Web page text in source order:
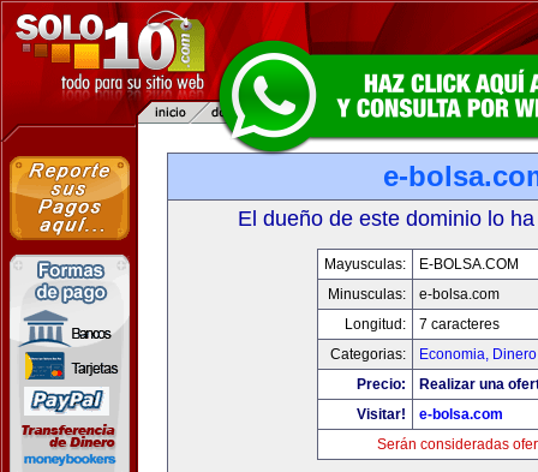
e-
El dueño de este dominio lo
Mayusculas:
E-BOLSA.COM
Minusculas:
e-bolsa.com
Longitud:
7 caracteres
Categorias:
Economia,
Precio:
Realizar una
Visitar!
e-bolsa.com
Serán consideradas